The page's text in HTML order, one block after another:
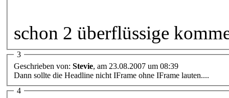
schon 2 überflüssige
3
Geschrieben von: Stevie, am 23.08.2007 um 08:39
Dann sollte die Headline nicht IFrame ohne IFrame lauten....
4